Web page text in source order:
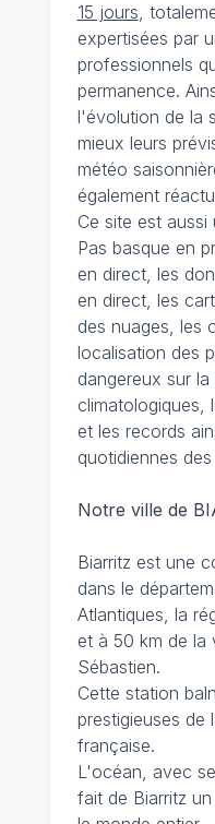
15 jours,
expertisées par
professionnels
permanence.
l'évolution de la
mieux leurs
météo
également
Ce site est
Pas basque en
en direct, les
en direct, les
des nuages, les
localisation des
dangereux sur
climatologiques,
et les records
quotidiennes
Notre ville de
Biarritz est une
dans le
Atlantiques, la
et à 50 km de la
Sébastien.
Cette station
prestigieuses de
française.
L'océan, avec
fait de Biarritz